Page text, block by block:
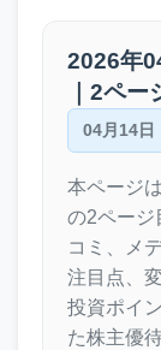
2026年
｜2ペー
04月14日
本ページ
の2ページ
コミ、メ
注目点、
投資ポイ
た株主優